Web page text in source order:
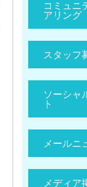
コミュニ
アリング
スタッフ
ソーシャ
ト
メールニ
メディア